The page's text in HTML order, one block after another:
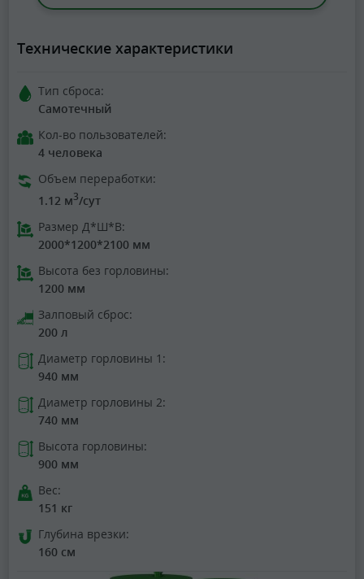
Технические характеристики
Тип сброса:
Самотечный
Кол-во пользователей:
4 человека
Объем переработки:
1.12 м3/сут
Размер Д*Ш*В:
2000*1200*2100 мм
Высота без горловины:
1200 мм
Залповый сброс:
200 л
Диаметр горловины 1:
940 мм
Диаметр горловины 2:
740 мм
Высота горловины:
900 мм
Вес:
151 кг
Глубина врезки:
160 см